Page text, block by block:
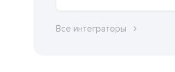
Все интеграторы